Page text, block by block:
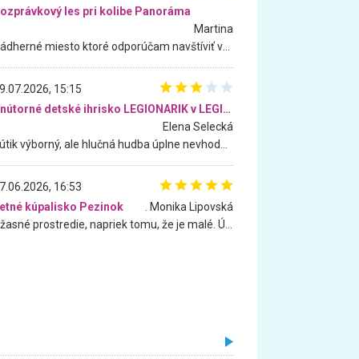
les pri kolibe Panoráma
Martina
15:15
Vnútorné detské ihrisko LEGIONARIK v LEGIA Fitness
Elena Selecká
16:53
kúpalisko Pezinok
. Monika Lipovská